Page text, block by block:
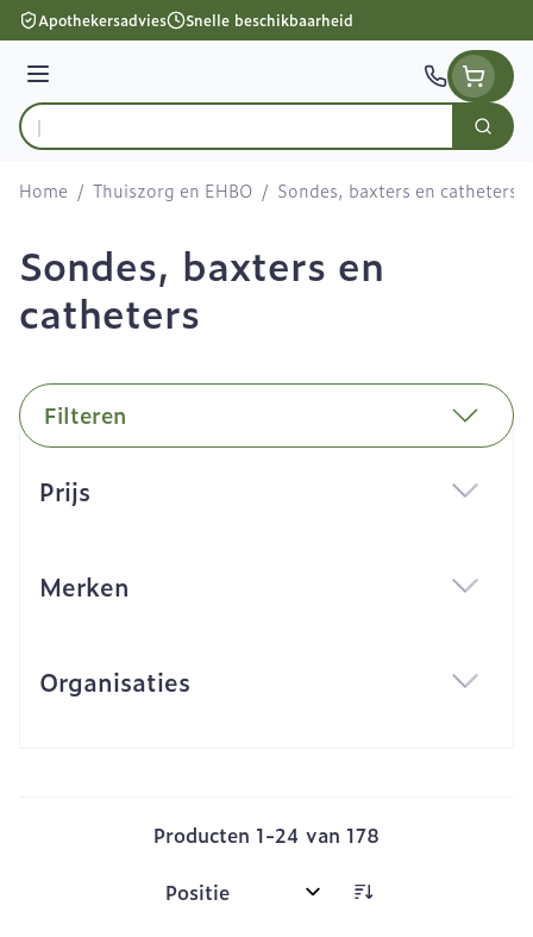
Ga naar de inhoud
Apothekersadvies Snelle beschikbaarheid
Menu
Product, merk, categorie...
Zoek
Home / Thuiszorg en EHBO / Sondes, baxters en catheters
Sondes, baxters en
catheters
Filteren
Prijs
Merken
Organisaties
Producten 1-24 van 178
Sorteer op: